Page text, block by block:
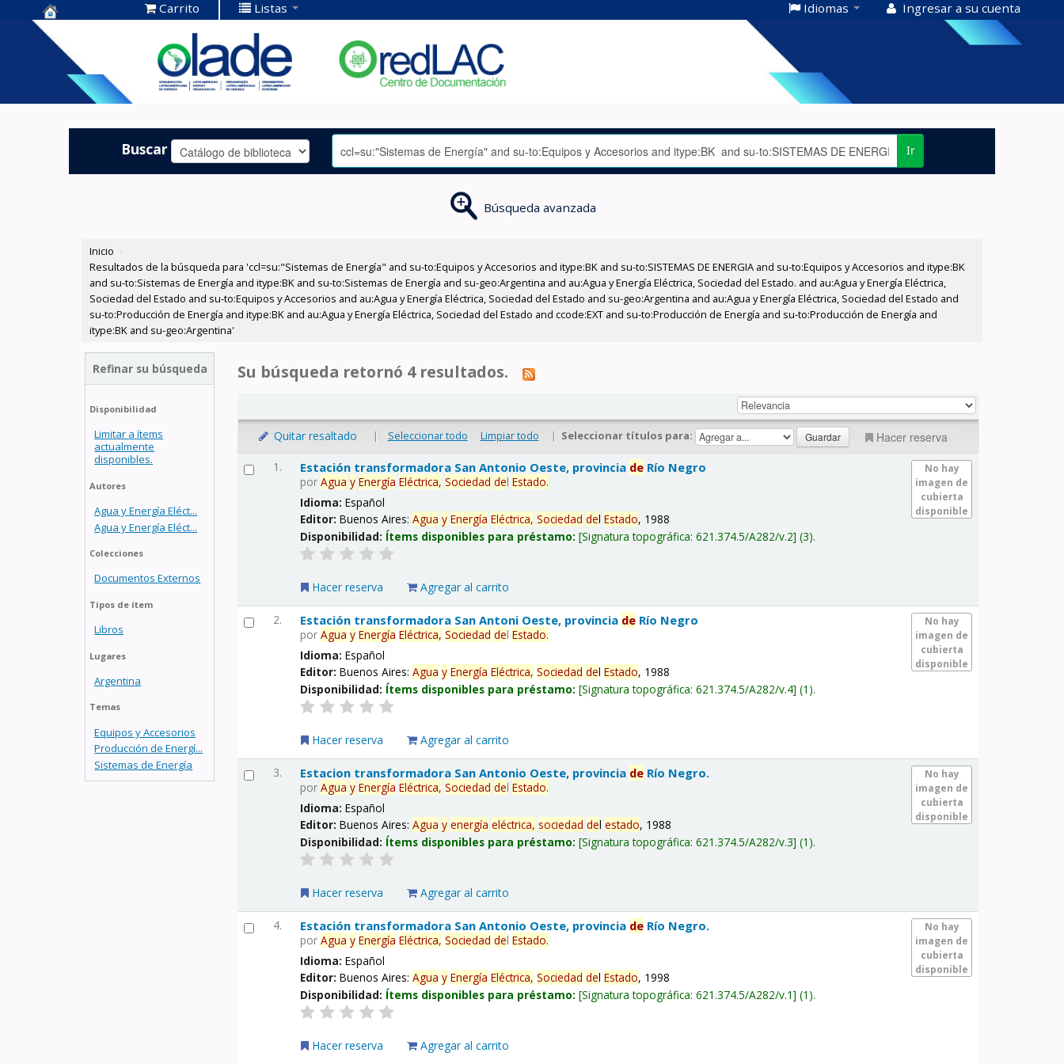
Centro de
Documentación
OLADE -
Carrito Listas Idiomas Ingresar a su cuenta
Buscar Ir
Búsqueda avanzada
Inicio ›
Resultados de la búsqueda para 'ccl=su:"Sistemas de Energía" and su-to:Equipos y Accesorios and itype:BK and su-to:SISTEMAS DE ENERGIA and su-to:Equipos y Accesorios and itype:BK
and su-to:Sistemas de Energía and itype:BK and su-to:Sistemas de Energía and su-geo:Argentina and au:Agua y Energía Eléctrica, Sociedad del Estado. and au:Agua y Energía Eléctrica,
Sociedad del Estado and su-to:Equipos y Accesorios and au:Agua y Energía Eléctrica, Sociedad del Estado and su-geo:Argentina and au:Agua y Energía Eléctrica, Sociedad del Estado and
su-to:Producción de Energía and itype:BK and au:Agua y Energía Eléctrica, Sociedad del Estado and ccode:EXT and su-to:Producción de Energía and su-to:Producción de Energía and
itype:BK and su-geo:Argentina'
Refinar su búsqueda
Disponibilidad
Limitar a ítems
actualmente
disponibles.
Autores
Agua y Energía Eléct...
Agua y Energía Eléct...
Colecciones
Documentos Externos
Tipos de ítem
Libros
Lugares
Argentina
Temas
Equipos y Accesorios
Producción de Energí...
Sistemas de Energía
Su búsqueda retornó 4 resultados.
Quitar resaltado | Seleccionar todo Limpiar todo | Seleccionar títulos para: Hacer reserva
1.
No hay
imagen de
cubierta
disponible
Estación transformadora San Antonio Oeste, provincia de Río Negro
porAgua y Energía Eléctrica, Sociedad delEstado.
Idioma:Español
Editor:Buenos Aires:Agua y Energía Eléctrica, Sociedad delEstado, 1988
Disponibilidad: Ítems disponibles para préstamo: Signatura topográfica:621.374.5/A282/v.2 (3).
Hacer reserva Agregar al carrito
2.
No hay
imagen de
cubierta
disponible
Estación transformadora San Antoni Oeste, provincia de Río Negro
porAgua y Energía Eléctrica, Sociedad delEstado.
Idioma:Español
Editor:Buenos Aires:Agua y Energía Eléctrica, Sociedad delEstado, 1988
Disponibilidad: Ítems disponibles para préstamo: Signatura topográfica:621.374.5/A282/v.4 (1).
Hacer reserva Agregar al carrito
3.
No hay
imagen de
cubierta
disponible
Estacion transformadora San Antonio Oeste, provincia de Río Negro.
porAgua y Energía Eléctrica, Sociedad delEstado.
Idioma:Español
Editor:Buenos Aires:Agua y energía eléctrica, sociedad delestado, 1988
Disponibilidad: Ítems disponibles para préstamo: Signatura topográfica:621.374.5/A282/v.3 (1).
Hacer reserva Agregar al carrito
4.
No hay
imagen de
cubierta
disponible
Estación transformadora San Antonio Oeste, provincia de Río Negro.
porAgua y Energía Eléctrica, Sociedad delEstado.
Idioma:Español
Editor:Buenos Aires:Agua y Energía Eléctrica, Sociedad delEstado, 1998
Disponibilidad: Ítems disponibles para préstamo: Signatura topográfica:621.374.5/A282/v.1 (1).
Hacer reserva Agregar al carrito